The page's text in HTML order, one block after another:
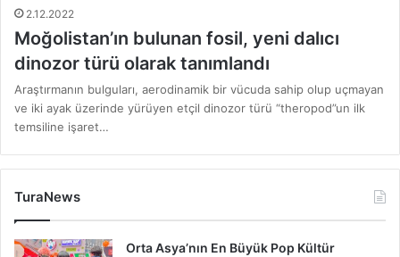
2.12.2022
Moğolistan’ın bulunan fosil, yeni dalıcı
dinozor türü olarak tanımlandı
Araştırmanın bulguları, aerodinamik bir vücuda sahip olup uçmayan
ve iki ayak üzerinde yürüyen etçil dinozor türü “theropod”un ilk
temsiline işaret…
TuraNews
Orta Asya’nın En Büyük Pop Kültür